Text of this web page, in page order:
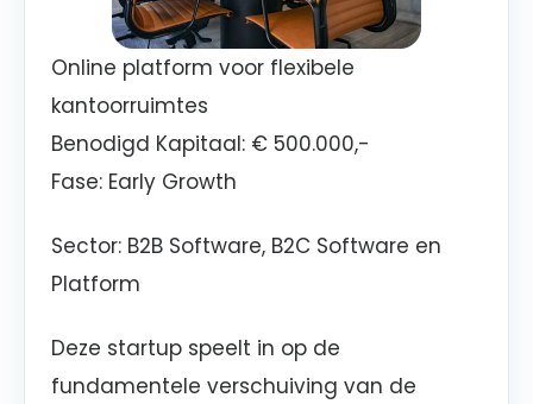
Online platform voor flexibele
kantoorruimtes
Benodigd Kapitaal: € 500.000,-
Fase: Early Growth
Sector: B2B Software, B2C Software en
Platform
Deze startup speelt in op de
fundamentele verschuiving van de